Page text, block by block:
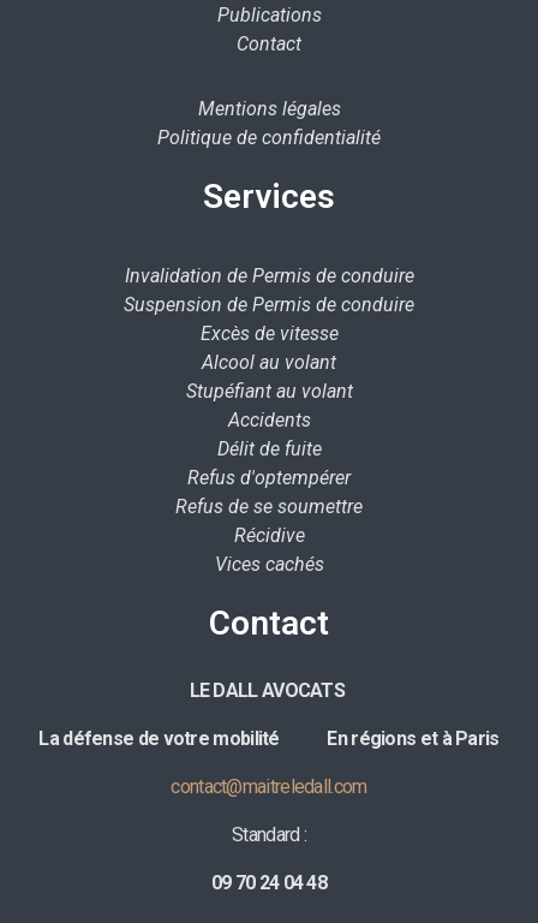
Publications
Contact
Mentions légales
Politique de confidentialité
Services
Invalidation de Permis de conduire
Suspension de Permis de conduire
Excès de vitesse
Alcool au volant
Stupéfiant au volant
Accidents
Délit de fuite
Refus d'optempérer
Refus de se soumettre
Récidive
Vices cachés
Contact
LE DALL AVOCATS
La défense de votre mobilité En régions et à Paris
contact@maitreledall.com
Standard :
09 70 24 04 48